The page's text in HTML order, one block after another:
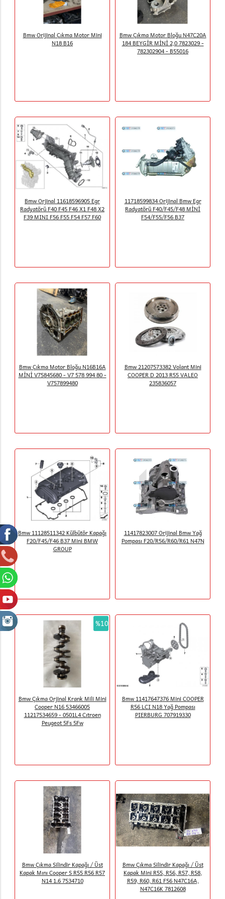
Bmw Orijinal Çıkma Motor Mini
N18 B16
Bmw Çıkma Motor Bloğu N47C20A
184 BEYGİR MİNİ 2,0 7823029 -
782302904 - B55016
Bmw Orjinal 11618596905 Egr
Radyatörü F40 F45 F46 X1 F48 X2
F39 MINI F56 F55 F54 F57 F60
11718599834 Orijinal Bmw Egr
Radyatörü F40/F45/F48 MİNİ
F54/F55/F56 B37
Bmw Çıkma Motor Bloğu N16B16A
MİNİ V75845680 - V7 578 994 80 -
V757899480
Bmw 21207573382 Volant Mini
COOPER D 2013 R55 VALEO
235836057
Bmw 11128511342 Külbütör Kapağı
F20/F45/F46 B37 Mini BMW
GROUP
11417823007 Orijinal Bmw Yağ
Pompası F20/R56/R60/R61 N47N
%10
Bmw Çıkma Orjinal Krank Mili Mini
Cooper N16 53466005
11217534659 - 0501L4 Cıtroen
Peugeot 5Fs 5Fw
Bmw 11417647376 Mini COOPER
R56 LCI N18 Yağ Pompası
PIERBURG 707919330
Bmw Çıkma Silindir Kapağı / Üst
Kapak Mını Cooper S R55 R56 R57
N14 1.6 7534710
Bmw Çıkma Silindir Kapağı / Üst
Kapak Mini R55, R56, R57, R58,
R59, R60, R61 F56 N47C16A,
N47C16K 7812608